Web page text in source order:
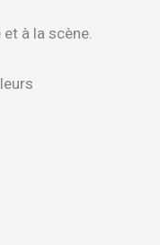
à la scène.